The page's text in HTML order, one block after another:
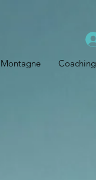
Coaching